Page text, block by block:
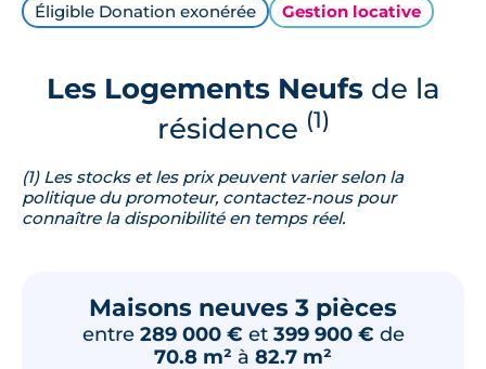
Éligible Donation exonérée
Gestion locative
Les Logements Neufsde la
résidence (1)
(1) Les stocks et les prix peuvent varier selon la
politique du promoteur, contactez-nous pour
connaître la disponibilité en temps réel.
Maisons neuves 3 pièces
entre 289 000 € et 399 900 € de
70.8 m² à 82.7 m²